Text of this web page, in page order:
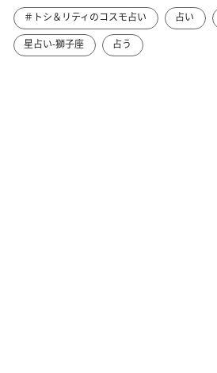
＃トシ＆リティのコスモ占い 占い
星占い-獅子座
占う